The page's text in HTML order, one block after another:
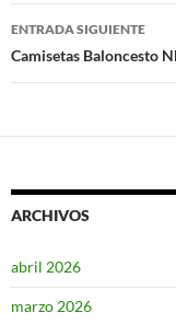
entradas
ENTRADA SIGUIENTE
Camisetas Baloncesto
ARCHIVOS
abril 2026
marzo 2026